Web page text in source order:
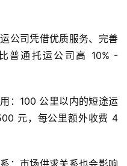
公司凭借优质服务、完善
普通托运公司高 10% -
：100 公里以内的短途运
元，每公里额外收费 4